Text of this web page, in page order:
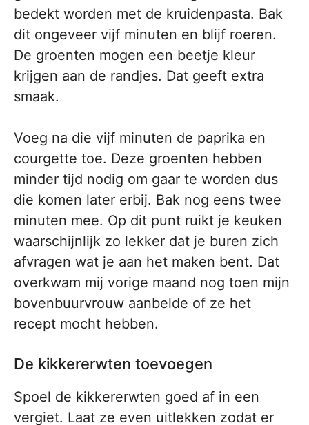
bedekt worden met de kruidenpasta. Bak
dit ongeveer vijf minuten en blijf roeren.
De groenten mogen een beetje kleur
krijgen aan de randjes. Dat geeft extra
smaak.
Voeg na die vijf minuten de paprika en
courgette toe. Deze groenten hebben
minder tijd nodig om gaar te worden dus
die komen later erbij. Bak nog eens twee
minuten mee. Op dit punt ruikt je keuken
waarschijnlijk zo lekker dat je buren zich
afvragen wat je aan het maken bent. Dat
overkwam mij vorige maand nog toen mijn
bovenbuurvrouw aanbelde of ze het
recept mocht hebben.
De kikkererwten toevoegen
Spoel de kikkererwten goed af in een
vergiet. Laat ze even uitlekken zodat er